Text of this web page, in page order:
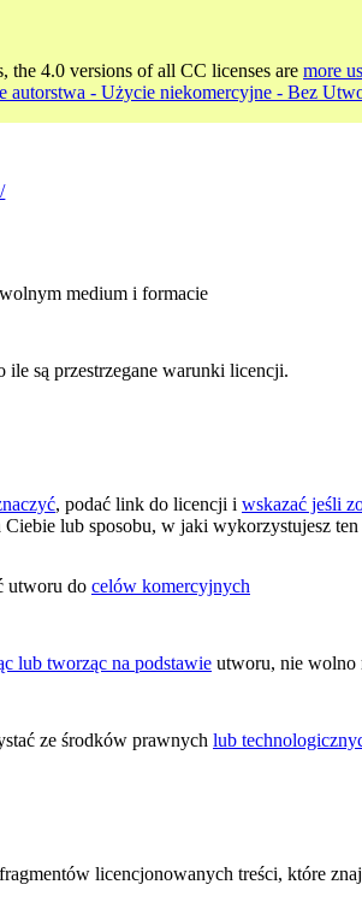
the 4.0 versions of all CC licenses are more
autorstwa - Użycie niekomercyjne - Bez
medium i formacie
są przestrzegane warunki licencji.
, podać link do licencji i wskazać jeśli
lub sposobu, w jaki wykorzystujesz
utworu do celów komercyjnych
lub tworząc na podstawie utworu, nie wolno
ze środków prawnych lub
licencjonowanych treści, które